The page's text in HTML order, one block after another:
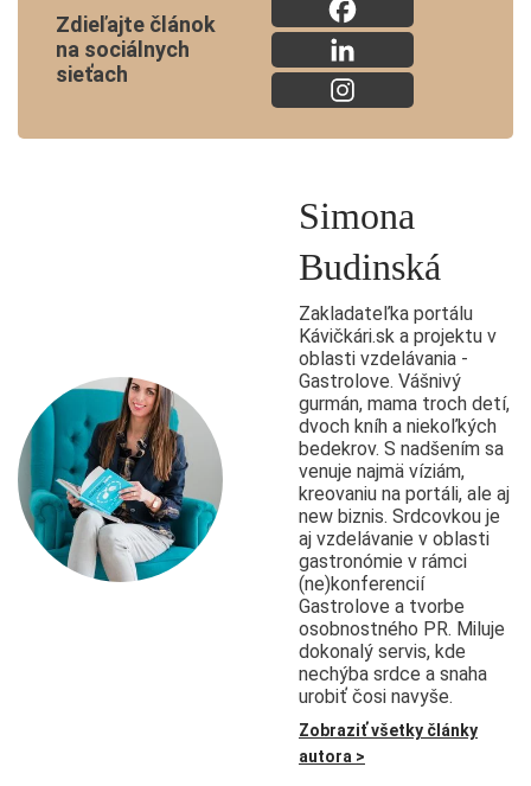
Zdieľajte článok
na sociálnych
sieťach
Simona
Budinská
Zakladateľka portálu
Kávičkári.sk a projektu v
oblasti vzdelávania -
Gastrolove. Vášnivý
gurmán, mama troch detí,
dvoch kníh a niekoľkých
bedekrov. S nadšením sa
venuje najmä víziám,
kreovaniu na portáli, ale aj
new biznis. Srdcovkou je
aj vzdelávanie v oblasti
gastronómie v rámci
(ne)konferencií
Gastrolove a tvorbe
osobnostného PR. Miluje
dokonalý servis, kde
nechýba srdce a snaha
urobiť čosi navyše.
Zobraziť všetky články
autora >